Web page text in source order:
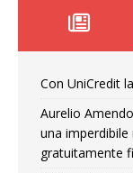
Con UniCredit
Aurelio
una
gratuitamente